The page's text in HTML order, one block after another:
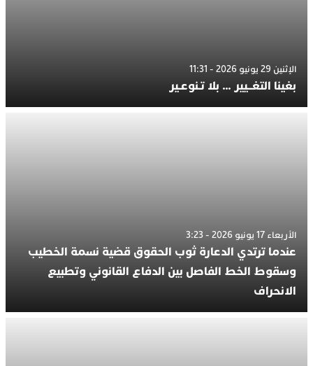
الإثنين 29 يونيو 2026 - 11:31
بغينا التغــيير … بلا تـنوعـير
الأربعاء 17 يونيو 2026 - 3:23
عندما ترتدي الدعارة ثوب الحقوق قضية نسمة الخطيب
وسقوط الخط الفاصل بين الدفاع القانوني وتطبيع
الانحراف